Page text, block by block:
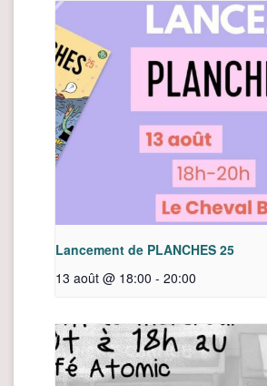
Lancement de PLANCHES 25
13 août @ 18:00 - 20:00